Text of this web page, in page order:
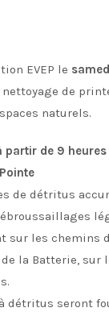
EVEP le
de
naturels.
partir de 9 heures
de détritus
sur les chemins
la Batterie, sur
détritus seront